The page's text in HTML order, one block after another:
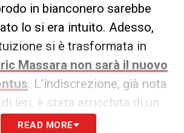
in bianconero sarebbe
lo si era intuito. Adesso,
si è trasformata in
Massara non sarà il nuovo
. L’indiscrezione, già nota
ieri, è stata arricchita di un
al suo futuro da parte
READ MORE